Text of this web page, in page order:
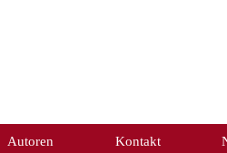
Autoren Kontakt